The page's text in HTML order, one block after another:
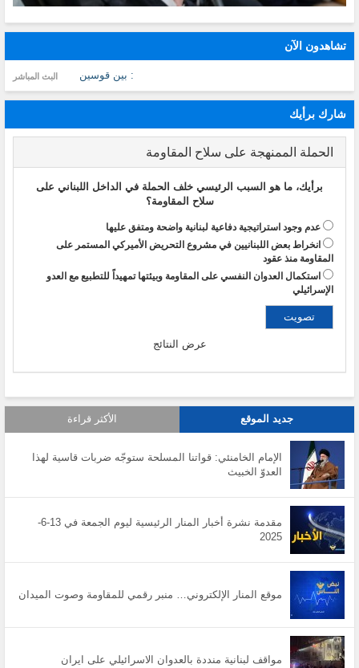
تشاهدون الآن
: بين قوسين البث المباشر
شارك برأيك
الحملة الممنهجة على سلاح المقاومة
برأيك، ما هو السبب الرئيسي خلف الحملة في الداخل اللبناني على
سلاح المقاومة؟
عدم وجود استراتيجية دفاعية لبنانية واضحة ومتفق عليها
انخراط بعض اللبنانيين في مشروع التحريض الأميركي المستمر على
المقاومة منذ عقود
استكمال العدوان النفسي على المقاومة وبيئتها تمهيداً للتطبيع مع العدو
الإسرائيلي
عرض النتائج
جديد الموقع الأكثر قراءة
الإمام الخامنئي: قواتنا المسلحة ستوجّه ضربات قاسية لهذا
العدوّ الخبيث
مقدمة نشرة أخبار المنار الرئيسية ليوم الجمعة في 13-6-
2025
موقع المنار الإلكتروني… منبر رقمي للمقاومة وصوت الميدان
مواقف لبنانية منددة بالعدوان الاسرائيلي على ايران